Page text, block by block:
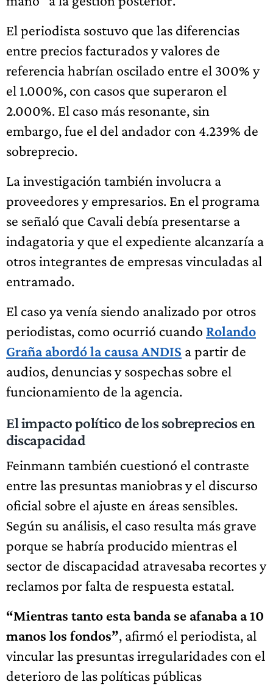
El periodista sostuvo que las diferencias
entre precios facturados y valores de
referencia habrían oscilado entre el 300% y
el 1.000%, con casos que superaron el
2.000%. El caso más resonante, sin
embargo, fue el del andador con 4.239% de
sobreprecio.
La investigación también involucra a
proveedores y empresarios. En el programa
se señaló que Cavali debía presentarse a
indagatoria y que el expediente alcanzaría a
otros integrantes de empresas vinculadas al
entramado.
El caso ya venía siendo analizado por otros
periodistas, como ocurrió cuando Rolando
Graña abordó la causa ANDIS a partir de
audios, denuncias y sospechas sobre el
funcionamiento de la agencia.
El impacto político de los sobreprecios en
discapacidad
Feinmann también cuestionó el contraste
entre las presuntas maniobras y el discurso
oficial sobre el ajuste en áreas sensibles.
Según su análisis, el caso resulta más grave
porque se habría producido mientras el
sector de discapacidad atravesaba recortes y
reclamos por falta de respuesta estatal.
“Mientras tanto esta banda se afanaba a 10
manos los fondos”, afirmó el periodista, al
vincular las presuntas irregularidades con el
deterioro de las políticas públicas